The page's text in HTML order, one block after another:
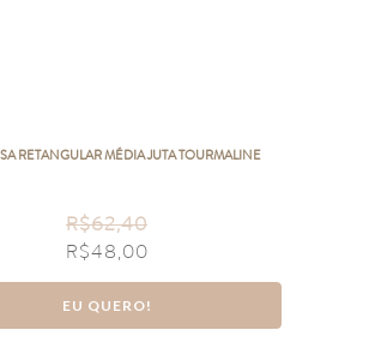
RETANGULAR MÉDIA JUTA TOURMALINE
R$62,40
R$48,00
EU QUERO!